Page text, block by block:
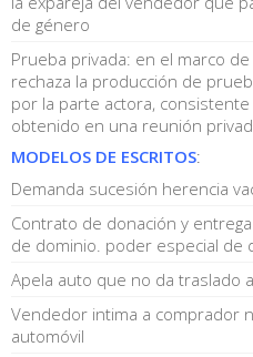
de género
Prueba privada: en el marco
rechaza la producción de
por la parte actora,
obtenido en una reunión
MODELOS DE ESCRITOS:
Demanda sucesión herencia
Contrato de donación y
de dominio. poder especial de
Apela auto que no da traslado
Vendedor intima a comprador
automóvil